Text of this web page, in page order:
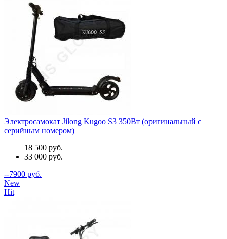
Электросамокат Jilong Kugoo S3 350Вт (оригинальный с
серийным номером)
18 500 руб.
33 000 руб.
--7900 руб.
New
Hit